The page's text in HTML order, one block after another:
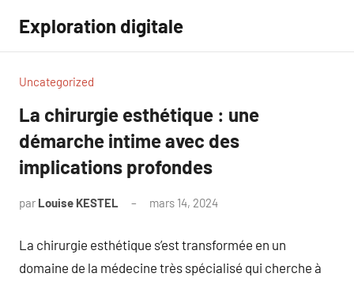
contenu
Exploration digitale
Uncategorized
La chirurgie esthétique : une
démarche intime avec des
implications profondes
par Louise KESTEL mars 14, 2024
La chirurgie esthétique s’est transformée en un
domaine de la médecine très spécialisé qui cherche à